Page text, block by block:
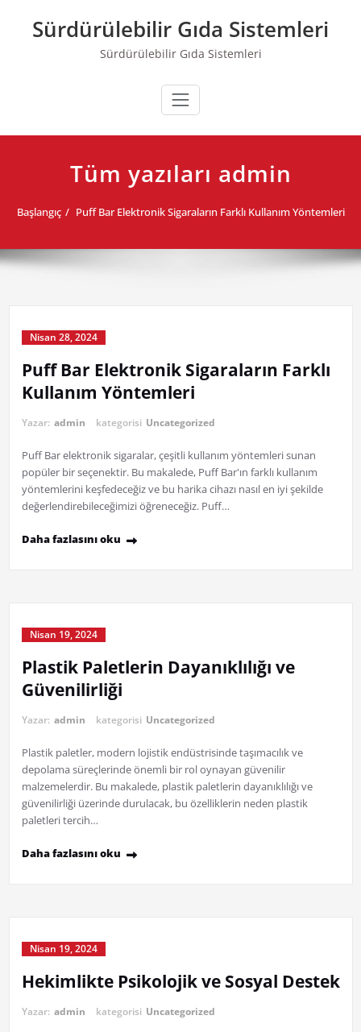
contentSürdürülebilir Gıda Sistemleri
Sürdürülebilir Gıda Sistemleri
Tüm yazıları admin
Başlangıç Puff Bar Elektronik Sigaraların Farklı Kullanım Yöntemleri
Nisan 28, 2024
Puff Bar Elektronik Sigaraların Farklı
Kullanım Yöntemleri
Yazar: admin kategorisi Uncategorized
Puff Bar elektronik sigaralar, çeşitli kullanım yöntemleri sunan
popüler bir seçenektir. Bu makalede, Puff Bar'ın farklı kullanım
yöntemlerini keşfedeceğiz ve bu harika cihazı nasıl en iyi şekilde
değerlendirebileceğimizi öğreneceğiz. Puff…
Daha fazlasını oku
Nisan 19, 2024
Plastik Paletlerin Dayanıklılığı ve
Güvenilirliği
Yazar: admin kategorisi Uncategorized
Plastik paletler, modern lojistik endüstrisinde taşımacılık ve
depolama süreçlerinde önemli bir rol oynayan güvenilir
malzemelerdir. Bu makalede, plastik paletlerin dayanıklılığı ve
güvenilirliği üzerinde durulacak, bu özelliklerin neden plastik
paletleri tercih…
Daha fazlasını oku
Nisan 19, 2024
Hekimlikte Psikolojik ve Sosyal Destek
Yazar: admin kategorisi Uncategorized